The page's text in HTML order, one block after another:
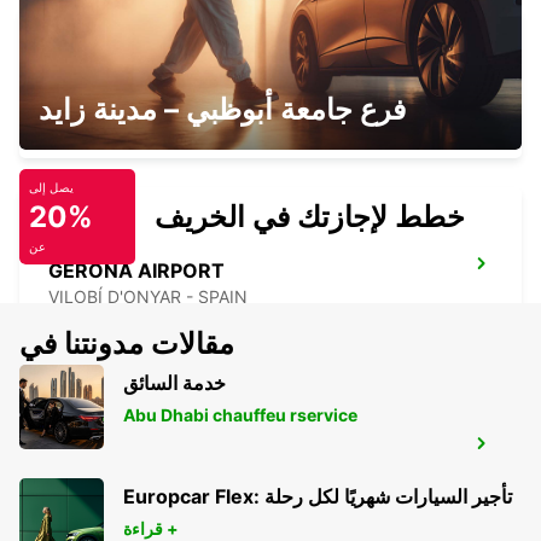
GIRONA MAIN STATION
GERONA - SPAIN
GERONA AIRPORT
VILOBÍ D'ONYAR - SPAIN
CASTRES AIRPORT
LABRUGUIERE - FRANCE
فرع جامعة أبوظبي – مدينة زايد
يصل إلى
20%
عن
خطط لإجازتك في الخريف
مقالات مدونتنا في
خدمة السائق
Abu Dhabi chauffeu rservice
Europcar Flex: تأجير السيارات شهريًا لكل رحلة
قراءة +